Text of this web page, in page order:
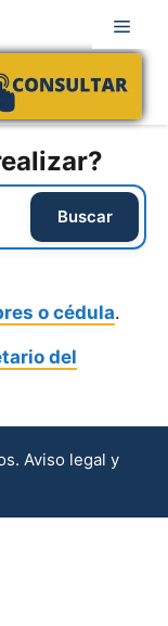
o cédula.
del
Aviso legal y